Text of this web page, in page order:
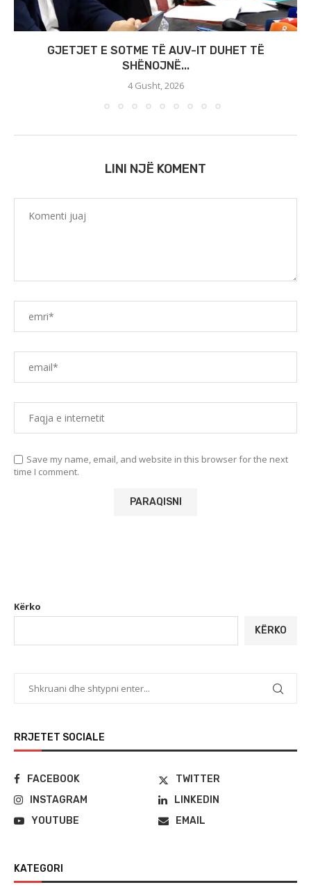
GJETJET E SOTME TË AUV-IT DUHET TË
SHËNOJNË...
4 Gusht, 2026
LINI NJË KOMENT
Save my name, email, and website in this browser for the next
time I comment.
Kërko
KËRKO
RRJETET SOCIALE
FACEBOOK
TWITTER
INSTAGRAM
LINKEDIN
YOUTUBE
EMAIL
KATEGORI